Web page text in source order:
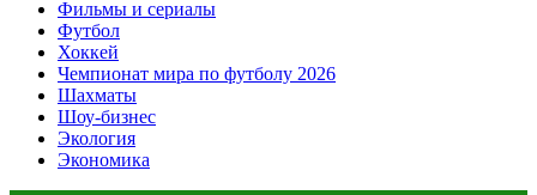
Фильмы и сериалы
Футбол
Хоккей
Чемпионат мира по футболу 2026
Шахматы
Шоу-бизнес
Экология
Экономика